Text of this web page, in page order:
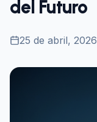
del Futuro
25 de abril, 2026